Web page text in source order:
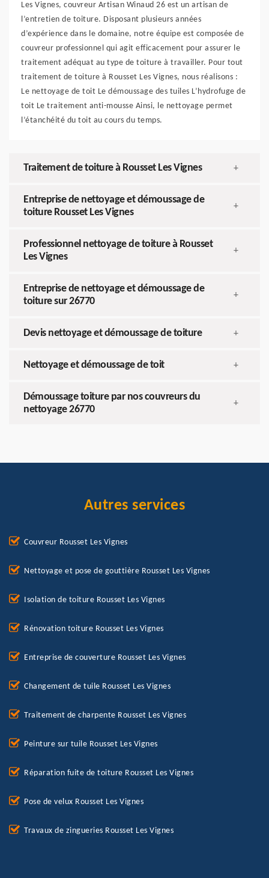
Les Vignes, couvreur Artisan Winaud 26 est un artisan de
l’entretien de toiture. Disposant plusieurs années
d’expérience dans le domaine, notre équipe est composée de
couvreur professionnel qui agit efficacement pour assurer le
traitement adéquat au type de toiture à travailler. Pour tout
traitement de toiture à Rousset Les Vignes, nous réalisons :
Le nettoyage de toit Le démoussage des tuiles L’hydrofuge de
toit Le traitement anti-mousse Ainsi, le nettoyage permet
l’étanchéité du toit au cours du temps.
Traitement de toiture à Rousset Les Vignes +
Entreprise de nettoyage et démoussage de
toiture Rousset Les Vignes
+
Professionnel nettoyage de toiture à Rousset
Les Vignes
+
Entreprise de nettoyage et démoussage de
toiture sur 26770
+
Devis nettoyage et démoussage de toiture +
Nettoyage et démoussage de toit +
Démoussage toiture par nos couvreurs du
nettoyage 26770
+
Autres services
Couvreur Rousset Les Vignes
Nettoyage et pose de gouttière Rousset Les Vignes
Isolation de toiture Rousset Les Vignes
Rénovation toiture Rousset Les Vignes
Entreprise de couverture Rousset Les Vignes
Changement de tuile Rousset Les Vignes
Traitement de charpente Rousset Les Vignes
Peinture sur tuile Rousset Les Vignes
Réparation fuite de toiture Rousset Les Vignes
Pose de velux Rousset Les Vignes
Travaux de zingueries Rousset Les Vignes